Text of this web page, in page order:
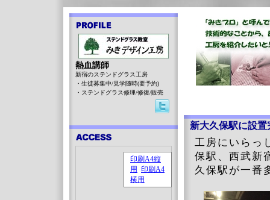
新大久保駅に設置
工房にいら
保駅、西武新
久保駅が一番
熱血講師
新宿のステンドグラス工房
・生徒募集中/見学随時(要予約)
・ステンドグラス修理/修復/販売